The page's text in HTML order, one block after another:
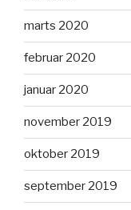
marts 2020
februar 2020
januar 2020
november 2019
oktober 2019
september 2019